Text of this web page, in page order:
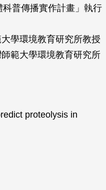
科普傳播實作計畫」執行
學環境教育研究所教授
範大學環境教育研究所
proteolysis in